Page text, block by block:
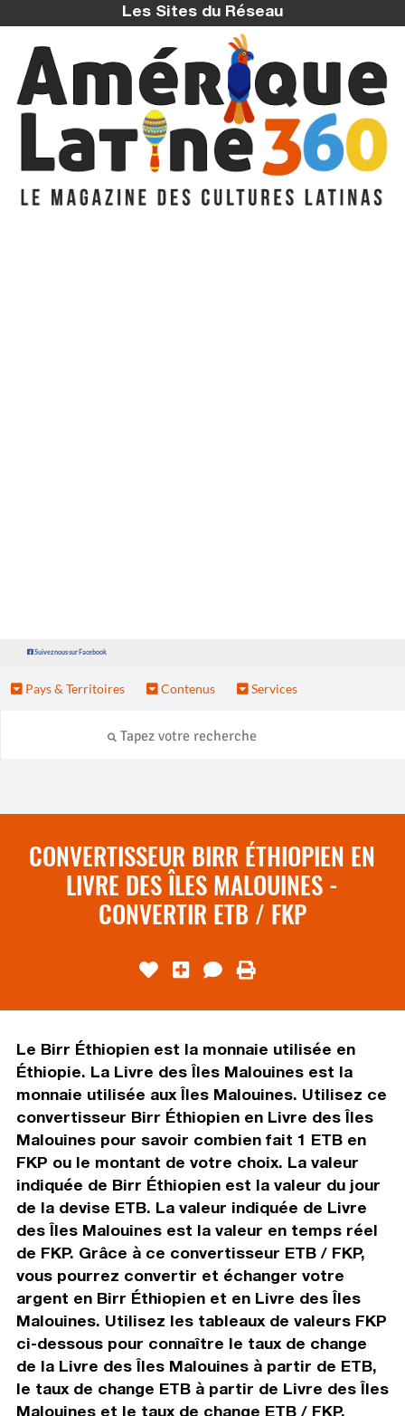
Les Sites du Réseau
Suivez nous sur Facebook
Pays & Territoires Contenus Services
CONVERTISSEUR BIRR ÉTHIOPIEN EN
LIVRE DES ÎLES MALOUINES -
CONVERTIR ETB / FKP
Le Birr Éthiopien est la monnaie utilisée en
Éthiopie. La Livre des Îles Malouines est la
monnaie utilisée aux Îles Malouines. Utilisez ce
convertisseur Birr Éthiopien en Livre des Îles
Malouines pour savoir combien fait 1 ETB en
FKP ou le montant de votre choix. La valeur
indiquée de Birr Éthiopien est la valeur du jour
de la devise ETB. La valeur indiquée de Livre
des Îles Malouines est la valeur en temps réel
de FKP. Grâce à ce convertisseur ETB / FKP,
vous pourrez convertir et échanger votre
argent en Birr Éthiopien et en Livre des Îles
Malouines. Utilisez les tableaux de valeurs FKP
ci-dessous pour connaître le taux de change
de la Livre des Îles Malouines à partir de ETB,
le taux de change ETB à partir de Livre des Îles
Malouines et le taux de change ETB / FKP.